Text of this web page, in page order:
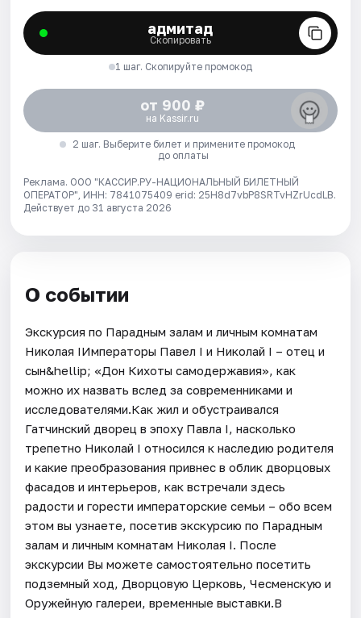
адмитад
Скопировать
1 шаг. Скопируйте промокод
от 900 ₽
на Kassir.ru
2 шаг. Выберите билет и примените промокод
до оплаты
Реклама. ООО "КАССИР.РУ-НАЦИОНАЛЬНЫЙ БИЛЕТНЫЙ
ОПЕРАТОР", ИНН: 7841075409 erid: 25H8d7vbP8SRTvHZrUcdLB.
Действует до 31 августа 2026
О событии
Экскурсия по Парадным залам и личным комнатам
Николая IИмператоры Павел I и Николай I – отец и
сын&hellip; «Дон Кихоты самодержавия», как
можно их назвать вслед за современниками и
исследователями.Как жил и обустраивался
Гатчинский дворец в эпоху Павла I, насколько
трепетно Николай I относился к наследию родителя
и какие преобразования привнес в облик дворцовых
фасадов и интерьеров, как встречали здесь
радости и горести императорские семьи – обо всем
этом вы узнаете, посетив экскурсию по Парадным
залам и личным комнатам Николая I. После
экскурсии Вы можете самостоятельно посетить
подземный ход, Дворцовую Церковь, Чесменскую и
Оружейную галереи, временные выставки.В